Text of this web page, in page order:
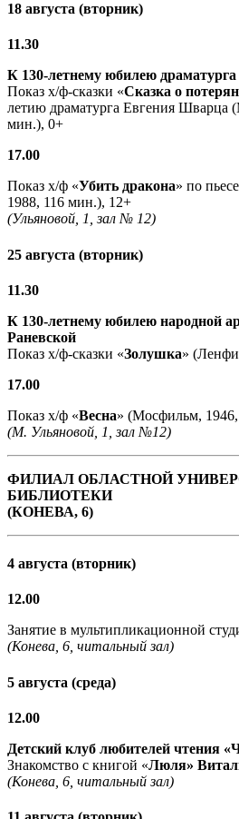
18 августа (вторник)
11.30
К 130-летнему юбилею драматурга
Показ х/ф-сказки «Сказка о
летию драматурга Евгения Шварца
мин.), 0+
17.00
Показ х/ф «Убить дракона» по
1988, 116 мин.), 12+
(Ульяновой, 1, зал № 12)
25 августа (вторник)
11.30
К 130-летнему юбилею народной
Раневской
Показ х/ф-сказки «Золушка»
17.00
Показ х/ф «Весна» (Мосфильм,
(М. Ульяновой, 1, зал №12)
ФИЛИАЛ ОБЛАСТНОЙ
БИБЛИОТЕКИ
(КОНЕВА, 6)
4 августа (вторник)
12.00
Занятие в мультипликационной
(Конева, 6, читальный зал)
5 августа (среда)
12.00
Детский клуб любителей чтения
Знакомство с книгой «Люля»
(Конева, 6, читальный зал)